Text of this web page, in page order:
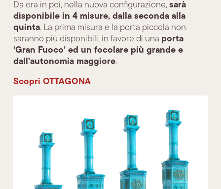
Da ora in poi, nella nuova configurazione,sarà
disponibile in 4 misure, dalla seconda alla
quinta. La prima misura e la porta piccola non
saranno più disponibili, in favore di una porta
‘Gran Fuoco’ ed un focolare più grande e
dall’autonomia maggiore.
Scopri OTTAGONA